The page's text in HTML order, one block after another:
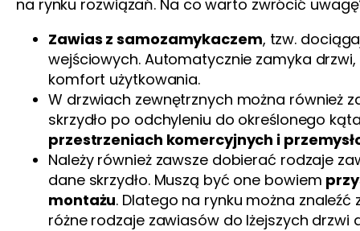
na rynku rozwiązań. Na co warto zwrócić
Zawias z samozamykaczem, tzw.
wejściowych. Automatycznie zamyka
komfort użytkowania.
W drzwiach zewnętrznych można również
skrzydło po odchyleniu do określonego
przestrzeniach komercyjnych i
Należy również zawsze dobierać rodzaje
dane skrzydło. Muszą być one bowiem
montażu. Dlatego na rynku można
różne rodzaje zawiasów do lżejszych drzwi